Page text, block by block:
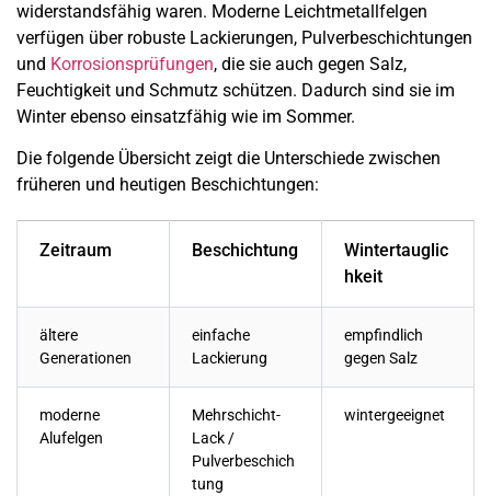
widerstandsfähig waren. Moderne Leichtmetallfelgen
verfügen über robuste Lackierungen, Pulverbeschichtungen
und Korrosionsprüfungen, die sie auch gegen Salz,
Feuchtigkeit und Schmutz schützen. Dadurch sind sie im
Winter ebenso einsatzfähig wie im Sommer.
Die folgende Übersicht zeigt die Unterschiede zwischen
früheren und heutigen Beschichtungen:
Zeitraum Beschichtung
Wintertauglic
hkeit
ältere
Generationen
einfache
Lackierung
empfindlich
gegen Salz
moderne
Alufelgen
Mehrschicht-
Lack /
Pulverbeschich
tung
wintergeeignet